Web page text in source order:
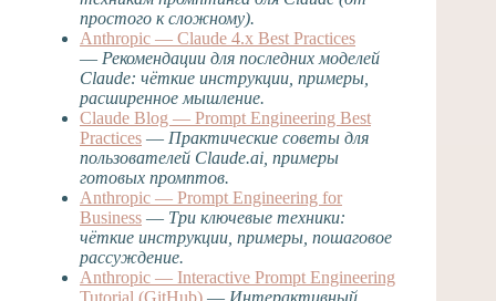
простого к сложному).
Anthropic — Claude 4.x Best Practices
— Рекомендации для последних моделей
Claude: чёткие инструкции, примеры,
расширенное мышление.
Claude Blog — Prompt Engineering Best
Practices — Практические советы для
пользователей Claude.ai, примеры
готовых промптов.
Anthropic — Prompt Engineering for
Business — Три ключевые техники:
чёткие инструкции, примеры, пошаговое
рассуждение.
Anthropic — Interactive Prompt Engineering